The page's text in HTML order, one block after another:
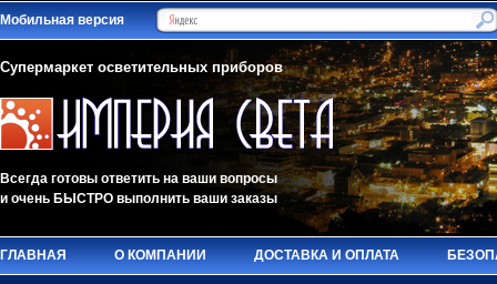
Мобильная версия
Супермаркет осветительных приборов
Всегда готовы ответить на ваши вопросы
и очень БЫСТРО выполнить ваши заказы
ГЛАВНАЯ О КОМПАНИИ ДОСТАВКА И ОПЛАТА